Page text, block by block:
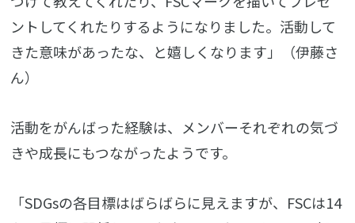
ントしてくれたりするようになりました。活動して
きた意味があったな、と嬉しくなります」（伊藤さ
ん）
活動をがんばった経験は、メンバーそれぞれの気づ
きや成長にもつながったようです。
「SDGsの各目標はばらばらに見えますが、FSCは14